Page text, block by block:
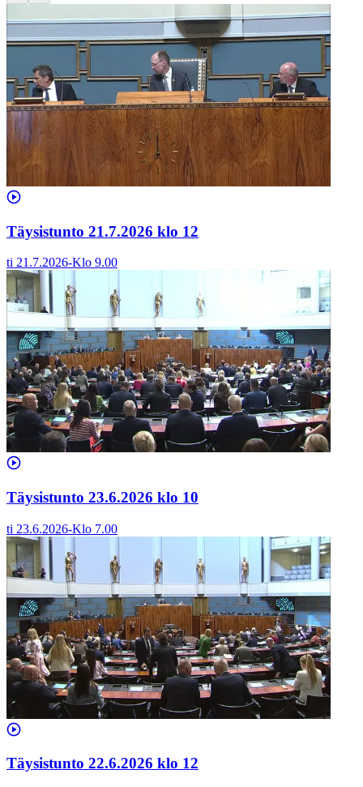
Täysistunto 21.7.2026 klo 12
ti 21.7.2026-Klo 9.00
Täysistunto 23.6.2026 klo 10
ti 23.6.2026-Klo 7.00
Täysistunto 22.6.2026 klo 12